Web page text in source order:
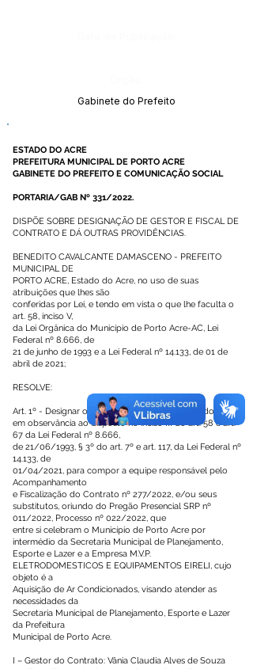
Gabinete do Prefeito
ESTADO DO ACRE
PREFEITURA MUNICIPAL DE PORTO ACRE
GABINETE DO PREFEITO E COMUNICAÇÃO SOCIAL
PORTARIA/GAB Nº 331/2022.
DISPÕE SOBRE DESIGNAÇÃO DE GESTOR E FISCAL DE
CONTRATO E DÁ OUTRAS PROVIDÊNCIAS.
BENEDITO CAVALCANTE DAMASCENO - PREFEITO
MUNICIPAL DE
PORTO ACRE, Estado do Acre, no uso de suas
atribuições que lhes são
conferidas por Lei, e tendo em vista o que lhe faculta o
art. 58, inciso V,
da Lei Orgânica do Município de Porto Acre-AC, Lei
Federal nº 8.666, de
21 de junho de 1993 e a Lei Federal nº 14.133, de 01 de
abril de 2021;
RESOLVE:
Art. 1º - Designar os servidores abaixo relacionados para,
em observância ao disposto no inciso III do art. 58 e art.
67 da Lei Federal nº 8.666,
de 21/06/1993, § 3º do art. 7º e art. 117, da Lei Federal nº
14.133, de
01/04/2021, para compor a equipe responsável pelo
Acompanhamento
e Fiscalização do Contrato nº 277/2022, e/ou seus
substitutos, oriundo do Pregão Presencial SRP nº
011/2022, Processo nº 022/2022, que
entre si celebram o Município de Porto Acre por
intermédio da Secretaria Municipal de Planejamento,
Esporte e Lazer e a Empresa M.V.P.
ELETRODOMESTICOS E EQUIPAMENTOS EIRELI, cujo
objeto é a
Aquisição de Ar Condicionados, visando atender as
necessidades da
Secretaria Municipal de Planejamento, Esporte e Lazer
da Prefeitura
Municipal de Porto Acre.
I – Gestor do Contrato: Vânia Claudia Alves de Souza